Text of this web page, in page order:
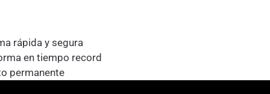
rápida y segura
en tiempo record
permanente